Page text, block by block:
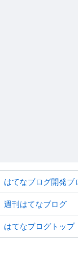
はてなブログ開発ブ
週刊はてなブログ
はてなブログトップ